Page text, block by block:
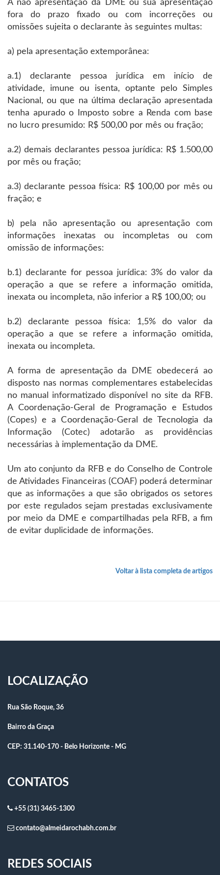
A não apresentação da DME ou sua apresentação
fora do prazo fixado ou com incorreções ou
omissões sujeita o declarante às seguintes multas:
a) pela apresentação extemporânea:
a.1) declarante pessoa jurídica em início de
atividade, imune ou isenta, optante pelo Simples
Nacional, ou que na última declaração apresentada
tenha apurado o Imposto sobre a Renda com base
no lucro presumido: R$ 500,00 por mês ou fração;
a.2) demais declarantes pessoa jurídica: R$ 1.500,00
por mês ou fração;
a.3) declarante pessoa física: R$ 100,00 por mês ou
fração; e
b) pela não apresentação ou apresentação com
informações inexatas ou incompletas ou com
omissão de informações:
b.1) declarante for pessoa jurídica: 3% do valor da
operação a que se refere a informação omitida,
inexata ou incompleta, não inferior a R$ 100,00; ou
b.2) declarante pessoa física: 1,5% do valor da
operação a que se refere a informação omitida,
inexata ou incompleta.
A forma de apresentação da DME obedecerá ao
disposto nas normas complementares estabelecidas
no manual informatizado disponível no site da RFB.
A Coordenação-Geral de Programação e Estudos
(Copes) e a Coordenação-Geral de Tecnologia da
Informação (Cotec) adotarão as providências
necessárias à implementação da DME.
Um ato conjunto da RFB e do Conselho de Controle
de Atividades Financeiras (COAF) poderá determinar
que as informações a que são obrigados os setores
por este regulados sejam prestadas exclusivamente
por meio da DME e compartilhadas pela RFB, a fim
de evitar duplicidade de informações.
Voltar à lista completa de artigos
LOCALIZAÇÃO
Rua São Roque, 36
Bairro da Graça
CEP: 31.140-170 - Belo Horizonte - MG
CONTATOS
+55 (31) 3465-1300
contato@almeidarochabh.com.br
REDES SOCIAIS